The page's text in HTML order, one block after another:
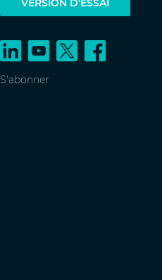
VERSION D'ESSAI
S'abonner